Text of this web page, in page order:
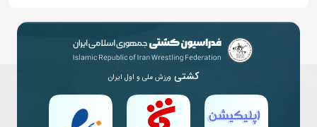
کشتی ورزش ملی و اول ایران